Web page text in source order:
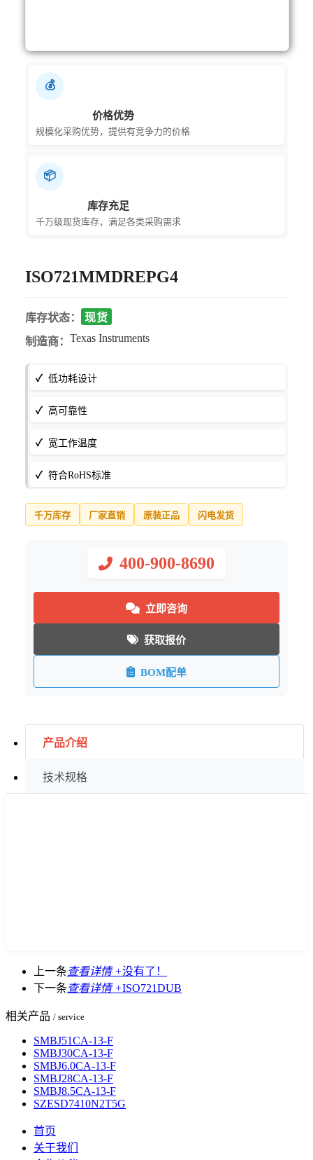
💰
价格优势
规模化采购优势，提供有竞争力的价格
📦
库存充足
千万级现货库存，满足各类采购需求
ISO721MMDREPG4
库存状态：
现货
制造商： Texas Instruments
低功耗设计
高可靠性
宽工作温度
符合RoHS标准
千万库存 厂家直销 原装正品 闪电发货
400-900-8690
立即咨询
获取报价
BOM配单
产品介绍
技术规格
上一条查看详情 +没有了！
下一条查看详情 +ISO721DUB
相关产品 / service
SMBJ51CA-13-F
SMBJ30CA-13-F
SMBJ6.0CA-13-F
SMBJ28CA-13-F
SMBJ8.5CA-13-F
SZESD7410N2T5G
首页
关于我们